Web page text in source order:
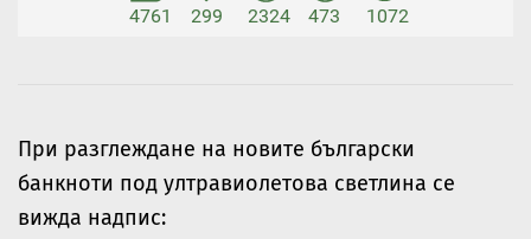
4761 299 2324 473 1072
При разглеждане на новите български
банкноти под ултравиолетова светлина се
вижда надпис: